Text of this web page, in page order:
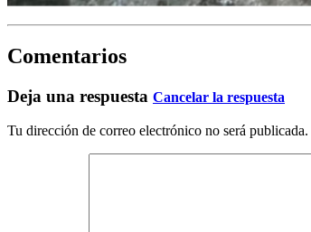
Comentarios
Deja una respuesta Cancelar la respuesta
Tu dirección de correo electrónico no será publicada.